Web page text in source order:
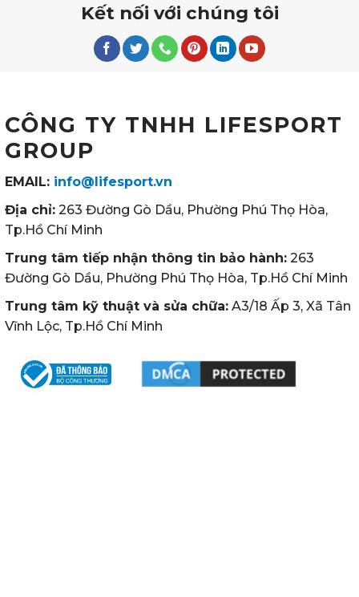
Kết nối với chúng tôi
CÔNG TY TNHH LIFESPORT
GROUP
EMAIL: info@lifesport.vn
Địa chỉ:263 Đường Gò Dầu, Phường Phú Thọ Hòa,
Tp.Hồ Chí Minh
Trung tâm tiếp nhận thông tin bảo hành:263
Đường Gò Dầu, Phường Phú Thọ Hòa, Tp.Hồ Chí Minh
Trung tâm kỹ thuật và sửa chữa:A3/18 Ấp 3, Xã Tân
Vĩnh Lộc, Tp.Hồ Chí Minh